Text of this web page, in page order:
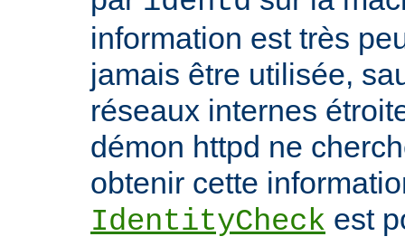
information est très
jamais être utilisée,
réseaux internes
démon httpd ne
obtenir cette
IdentityCheck est